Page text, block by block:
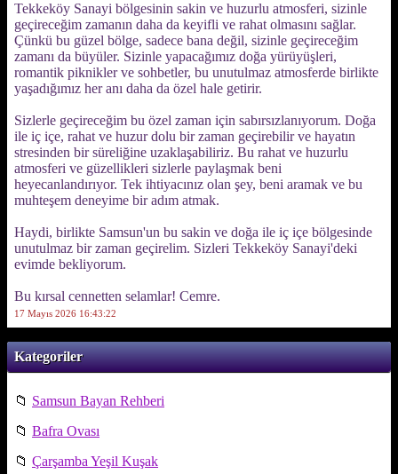
Kategoriler
📁 Samsun Bayan Rehberi
📁 Bafra Ovası
📁 Çarşamba Yeşil Kuşak
Tekkeköy Sanayi bölgesinin sakin ve huzurlu atmosferi, sizinle
geçireceğim zamanın daha da keyifli ve rahat olmasını sağlar.
Çünkü bu güzel bölge, sadece bana değil, sizinle geçireceğim
zamanı da büyüler. Sizinle yapacağımız doğa yürüyüşleri,
romantik piknikler ve sohbetler, bu unutulmaz atmosferde birlikte
yaşadığımız her anı daha da özel hale getirir.
Sizlerle geçireceğim bu özel zaman için sabırsızlanıyorum. Doğa
ile iç içe, rahat ve huzur dolu bir zaman geçirebilir ve hayatın
stresinden bir süreliğine uzaklaşabiliriz. Bu rahat ve huzurlu
atmosferi ve güzellikleri sizlerle paylaşmak beni
heyecanlandırıyor. Tek ihtiyacınız olan şey, beni aramak ve bu
muhteşem deneyime bir adım atmak.
Haydi, birlikte Samsun'un bu sakin ve doğa ile iç içe bölgesinde
unutulmaz bir zaman geçirelim. Sizleri Tekkeköy Sanayi'deki
evimde bekliyorum.
Bu kırsal cennetten selamlar! Cemre.
17 Mayıs 2026 16:43:22